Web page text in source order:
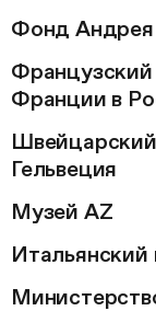
Фонд Андрея
Франции в
Гельвеция
Музей AZ
Итальянский